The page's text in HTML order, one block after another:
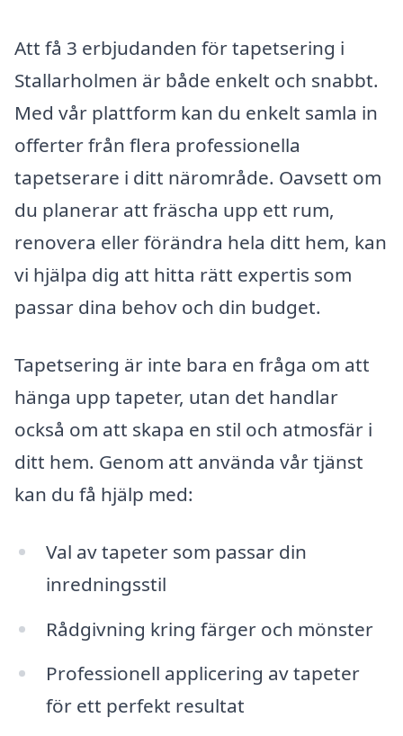
Att få 3 erbjudanden för tapetsering i
Stallarholmen är både enkelt och snabbt.
Med vår plattform kan du enkelt samla in
offerter från flera professionella
tapetserare i ditt närområde. Oavsett om
du planerar att fräscha upp ett rum,
renovera eller förändra hela ditt hem, kan
vi hjälpa dig att hitta rätt expertis som
passar dina behov och din budget.
Tapetsering är inte bara en fråga om att
hänga upp tapeter, utan det handlar
också om att skapa en stil och atmosfär i
ditt hem. Genom att använda vår tjänst
kan du få hjälp med:
Val av tapeter som passar din
inredningsstil
Rådgivning kring färger och mönster
Professionell applicering av tapeter
för ett perfekt resultat